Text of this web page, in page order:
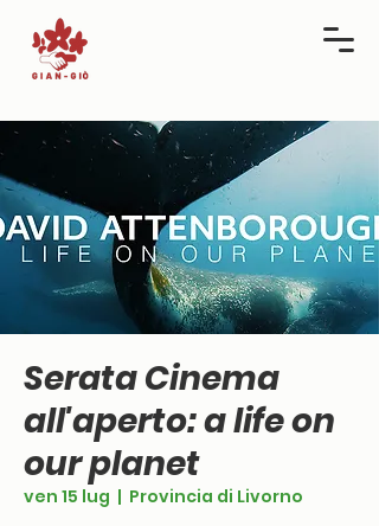
Serata Cinema
all'aperto: a life on
our planet
ven 15 lug
  |
Provincia di Livorno